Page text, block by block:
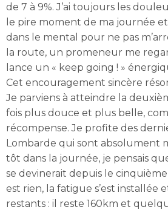
de 7 à 9%. J’ai toujours les
le pire moment de ma journée
dans le mental pour ne pas
la route, un promeneur me
lance un « keep going ! »
Cet encouragement sincère
Je parviens à atteindre la
fois plus douce et plus belle,
récompense. Je profite des
Lombarde qui sont absolument
tôt dans la journée, je pensais
se devinerait depuis le cinquième
est rien, la fatigue s’est installée
restants : il reste 160km et